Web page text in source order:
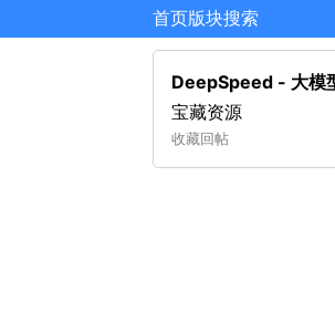
首页版块搜索
DeepSpeed - 大模
宝藏资源
收藏回帖